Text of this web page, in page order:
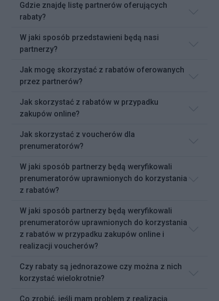
Gdzie znajdę listę partnerów oferujących
rabaty?
W jaki sposób przedstawieni będą nasi
partnerzy?
Jak mogę skorzystać z rabatów oferowanych
przez partnerów?
Jak skorzystać z rabatów w przypadku
zakupów online?
Jak skorzystać z voucherów dla
prenumeratorów?
W jaki sposób partnerzy będą weryfikowali
prenumeratorów uprawnionych do korzystania
z rabatów?
W jaki sposób partnerzy będą weryfikowali
prenumeratorów uprawnionych do korzystania
z rabatów w przypadku zakupów online i
realizacji voucherów?
Czy rabaty są jednorazowe czy można z nich
korzystać wielokrotnie?
Co zrobić, jeśli mam problem z realizacją